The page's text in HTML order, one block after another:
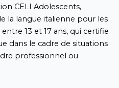
CELI Adolescents,
la langue italienne pour les
13 et 17 ans, qui certifie
dans le cadre de situations
professionnel ou